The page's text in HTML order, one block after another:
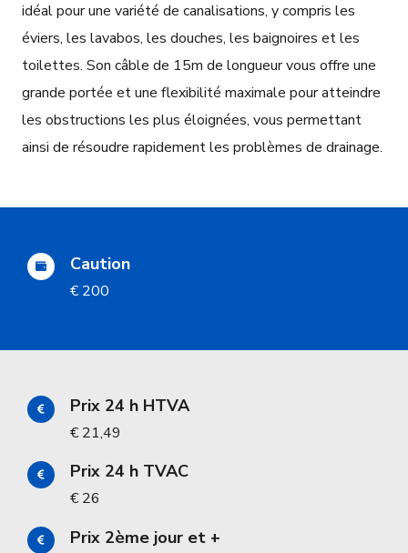
idéal pour une variété de canalisations, y compris les
éviers, les lavabos, les douches, les baignoires et les
toilettes. Son câble de 15m de longueur vous offre une
grande portée et une flexibilité maximale pour atteindre
les obstructions les plus éloignées, vous permettant
ainsi de résoudre rapidement les problèmes de drainage.
Caution
€ 200
Prix 24 h HTVA
€ 21,49
Prix 24 h TVAC
€ 26
Prix 2ème jour et +